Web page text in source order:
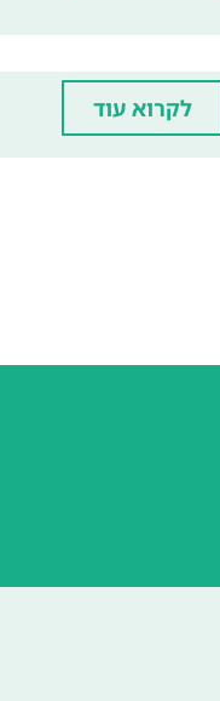
לקרוא עוד